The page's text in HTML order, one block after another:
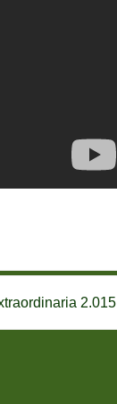
2.015